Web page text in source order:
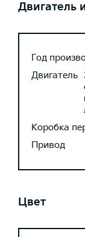
Двигатель
Год
Двигатель
Коробка
Привод
Цвет